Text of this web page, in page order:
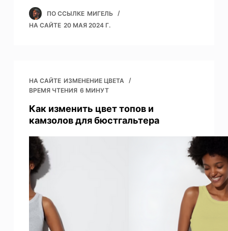
ПО ССЫЛКЕ МИГЕЛЬ
НА САЙТЕ 20 МАЯ 2024 Г.
НА САЙТЕ ИЗМЕНЕНИЕ ЦВЕТА
ВРЕМЯ ЧТЕНИЯ 6 МИНУТ
Как изменить цвет топов и
камзолов для бюстгальтера